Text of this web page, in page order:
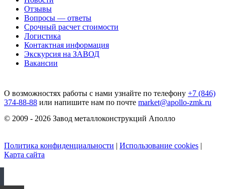
Отзывы
Вопросы — ответы
Срочный расчет стоимости
Логистика
Контактная информация
Экскурсия на ЗАВОД
Вакансии
О возможностях работы с нами узнайте по телефону +7 (846)
374-88-88 или напишите нам по почте market@apollo-zmk.ru
© 2009 - 2026 Завод металлоконструкций Аполло
Политика конфиденциальности | Использование cookies |
Карта сайта